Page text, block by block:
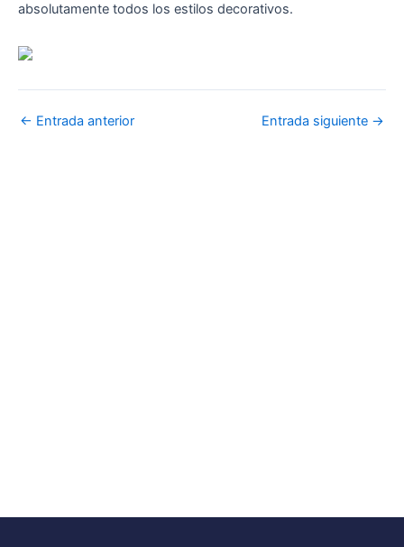
absolutamente todos los estilos decorativos.
← Entrada anterior Entrada siguiente →